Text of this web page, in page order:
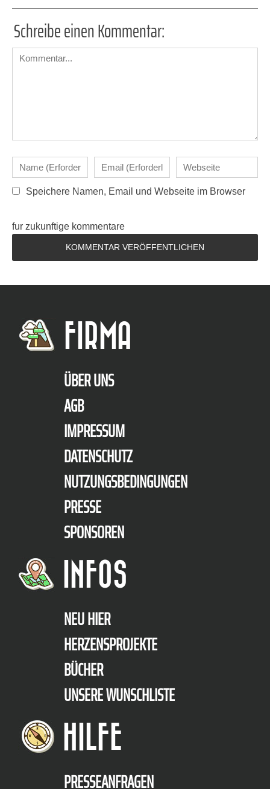
Schreibe einen Kommentar:
Speichere Namen, Email und Webseite im Browser
fur zukunftige kommentare
FIRMA
ÜBER UNS
AGB
IMPRESSUM
DATENSCHUTZ
NUTZUNGSBEDINGUNGEN
PRESSE
SPONSOREN
INFOS
NEU HIER
HERZENSPROJEKTE
BÜCHER
UNSERE WUNSCHLISTE
HILFE
PRESSEANFRAGEN